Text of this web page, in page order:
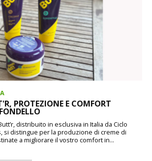
PROTEZIONE E COMFORT
distribuito in esclusiva in Italia da Ciclo
si distingue per la produzione di creme di
a migliorare il vostro comfort in...